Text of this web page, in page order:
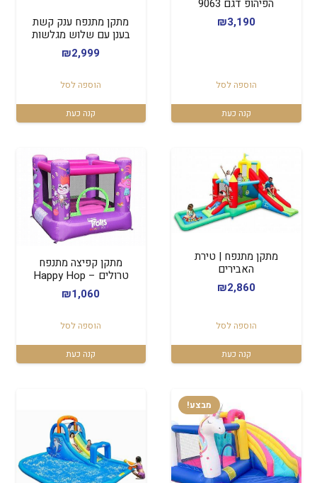
הפיהופ דגם 9063
₪3,190
הוספה לסל
קנה כעת
מתקן מתנפח ענק קשת
בענן עם שלוש מגלשות
₪2,999
הוספה לסל
קנה כעת
מתקן מתנפח | טירת
האבירים
₪2,860
הוספה לסל
קנה כעת
מתקן קפיצה מתנפח
טרולים – Happy Hop
₪1,060
הוספה לסל
קנה כעת
מבצע!